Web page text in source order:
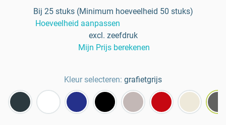
Bij 25 stuks (Minimum hoeveelheid 50 stuks)
Hoeveelheid aanpassen
excl. zeefdruk
Mijn Prijs berekenen
Kleur selecteren: grafietgrijs